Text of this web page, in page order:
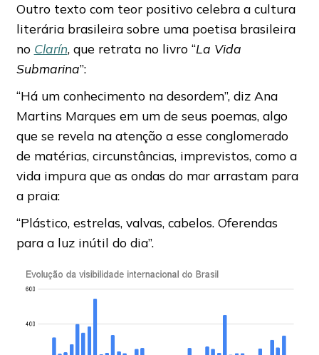
Outro texto com teor positivo celebra a cultura
literária brasileira sobre uma poetisa brasileira
no Clarín, que retrata no livro “La Vida
Submarina”:
“Há um conhecimento na desordem”, diz Ana
Martins Marques em um de seus poemas, algo
que se revela na atenção a esse conglomerado
de matérias, circunstâncias, imprevistos, como a
vida impura que as ondas do mar arrastam para
a praia:
“Plástico, estrelas, valvas, cabelos. Oferendas
para a luz inútil do dia”.